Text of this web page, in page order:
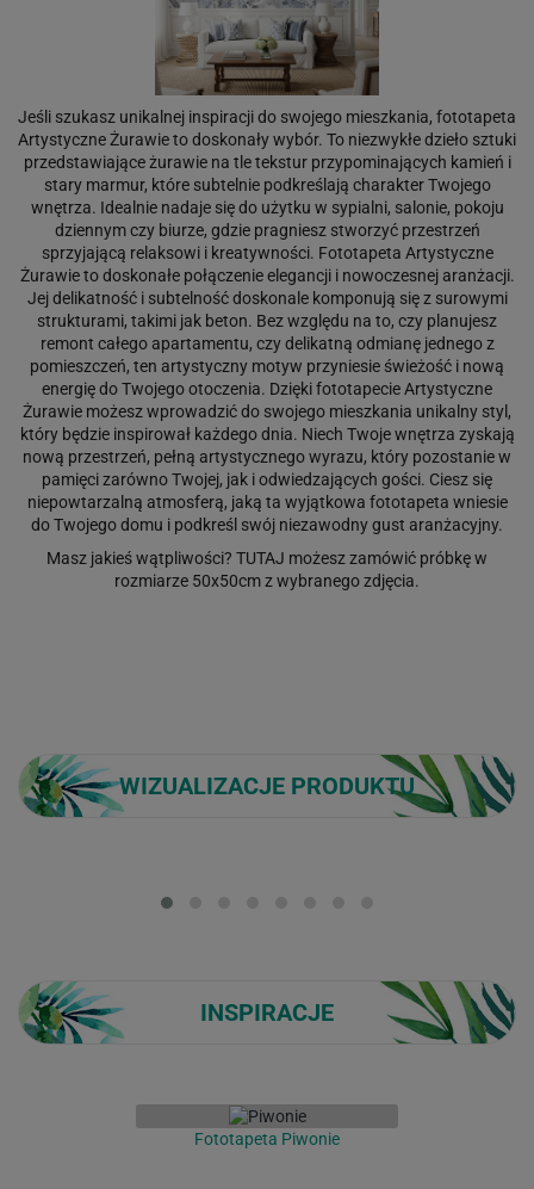
Jeśli szukasz unikalnej inspiracji do swojego mieszkania, fototapeta
Artystyczne Żurawie to doskonały wybór. To niezwykłe dzieło sztuki
przedstawiające żurawie na tle tekstur przypominających kamień i
stary marmur, które subtelnie podkreślają charakter Twojego
wnętrza. Idealnie nadaje się do użytku w sypialni, salonie, pokoju
dziennym czy biurze, gdzie pragniesz stworzyć przestrzeń
sprzyjającą relaksowi i kreatywności. Fototapeta Artystyczne
Żurawie to doskonałe połączenie elegancji i nowoczesnej aranżacji.
Jej delikatność i subtelność doskonale komponują się z surowymi
strukturami, takimi jak beton. Bez względu na to, czy planujesz
remont całego apartamentu, czy delikatną odmianę jednego z
pomieszczeń, ten artystyczny motyw przyniesie świeżość i nową
energię do Twojego otoczenia. Dzięki fototapecie Artystyczne
Żurawie możesz wprowadzić do swojego mieszkania unikalny styl,
który będzie inspirował każdego dnia. Niech Twoje wnętrza zyskają
nową przestrzeń, pełną artystycznego wyrazu, który pozostanie w
pamięci zarówno Twojej, jak i odwiedzających gości. Ciesz się
niepowtarzalną atmosferą, jaką ta wyjątkowa fototapeta wniesie
do Twojego domu i podkreśl swój niezawodny gust aranżacyjny.
Masz jakieś wątpliwości? TUTAJ możesz zamówić próbkę w
rozmiarze 50x50cm z wybranego zdjęcia.
WIZUALIZACJE PRODUKTU
INSPIRACJE
Fototapeta Piwonie